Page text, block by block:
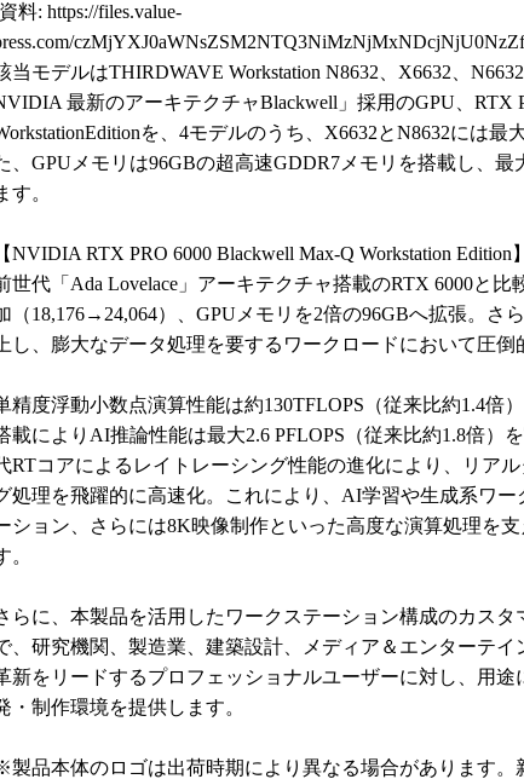
料: https://files.value-
当モデルはTHIRDWAVE Workstation N8632、X6632、
最新のアーキテクチャBlackwell」採用のGPU、RTX
を、4モデルのうち、X6632とN8632には最
、GPUメモリは96GBの超高速GDDR7メモリを搭載し、最
す。
【NVIDIA RTX PRO 6000 Blackwell Max-Q Workstation
世代「Ada Lovelace」アーキテクチャ搭載のRTX 6000と
（18,176→24,064）、GPUメモリを2倍の96GBへ拡張。さ
上し、膨大なデータ処理を要するワークロードにおいて圧倒
精度浮動小数点演算性能は約130TFLOPS（従来比約1.4倍
載によりAI推論性能は最大2.6 PFLOPS（従来比約1.8倍）
RTコアによるレイトレーシング性能の進化により、リア
処理を飛躍的に高速化。これにより、AI学習や生成系ワー
ション、さらには8K映像制作といった高度な演算処理を
。
らに、本製品を活用したワークステーション構成のカスタ
、研究機関、製造業、建築設計、メディア＆エンターテ
新をリードするプロフェッショナルユーザーに対し、用途
・制作環境を提供します。
製品本体のロゴは出荷時期により異なる場合があります。